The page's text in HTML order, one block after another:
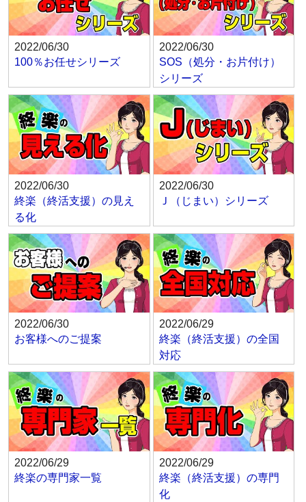
2022/06/30
100％お任せシリーズ
2022/06/30
SOS（処分・お片付け）
シリーズ
2022/06/30
終楽（終活支援）の見え
る化
2022/06/30
Ｊ（じまい）シリーズ
2022/06/30
お客様へのご提案
2022/06/29
終楽（終活支援）の全国
対応
2022/06/29
終楽の専門家一覧
2022/06/29
終楽（終活支援）の専門
化